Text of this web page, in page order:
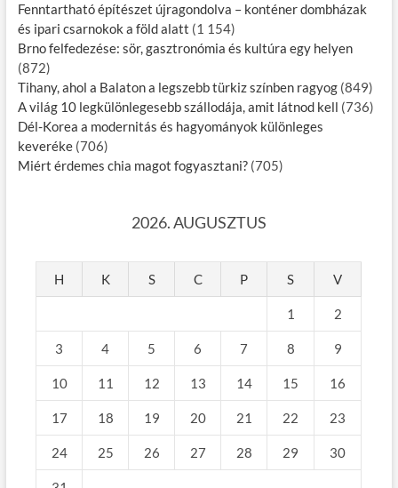
Fenntartható építészet újragondolva – konténer dombházak
és ipari csarnokok a föld alatt (1 154)
Brno felfedezése: sör, gasztronómia és kultúra egy helyen
(872)
Tihany, ahol a Balaton a legszebb türkiz színben ragyog (849)
A világ 10 legkülönlegesebb szállodája, amit látnod kell (736)
Dél-Korea a modernitás és hagyományok különleges
keveréke (706)
Miért érdemes chia magot fogyasztani? (705)
2026. AUGUSZTUS
H K S C P S V
1 2
3 4 5 6 7 8 9
10 11 12 13 14 15 16
17 18 19 20 21 22 23
24 25 26 27 28 29 30